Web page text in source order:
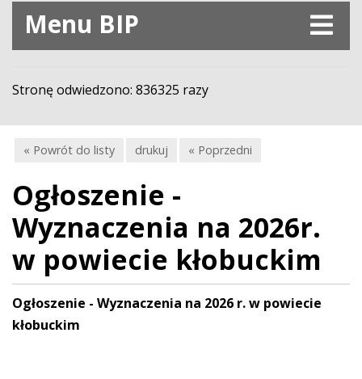
Menu BIP
Stronę odwiedzono: 836325 razy
« Powrót do listy drukuj « Poprzedni
Ogłoszenie -
Wyznaczenia na 2026r.
w powiecie kłobuckim
Ogłoszenie - Wyznaczenia na 2026 r. w powiecie
kłobuckim